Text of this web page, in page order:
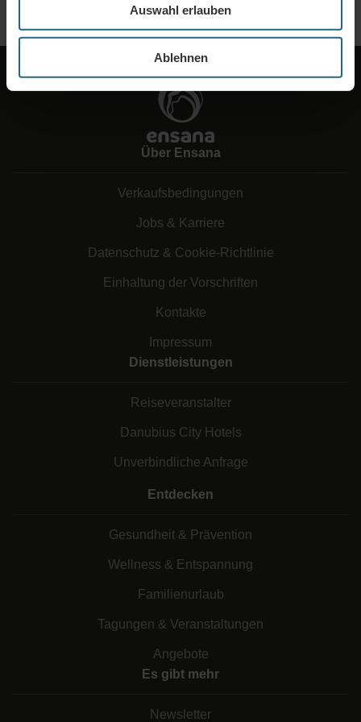
Auswahl erlauben
Ablehnen
Über Ensana
Verkaufsbedingungen
Jobs & Karriere
Datenschutz & Cookie-Richtlinie
Einhaltung der Vorschriften
Kontakte
Impressum
Dienstleistungen
Reiseveranstalter
Danubius City Hotels
Unverbindliche Anfrage
Entdecken
Gesundheit & Prävention
Wellness & Entspannung
Familienurlaub
Tagungen & Veranstaltungen
Angebote
Es gibt mehr
Newsletter